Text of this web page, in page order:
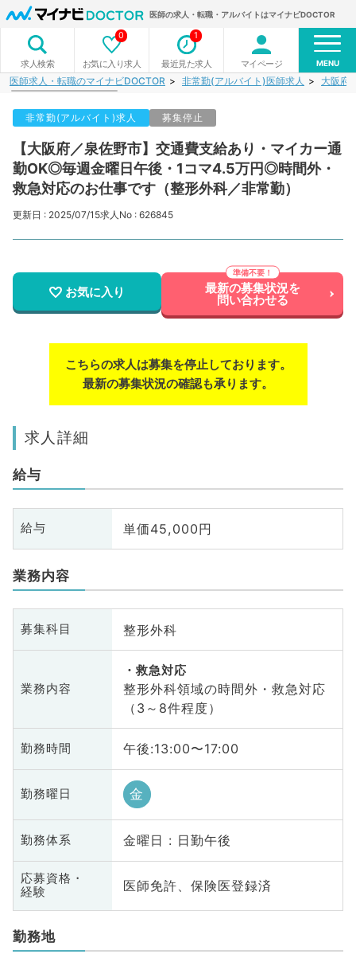
医師の求人・転職・アルバイトはマイナビDOCTOR
求人検索 お気に入り求人
0
最近見た求人
1
マイページ MENU
医師求人・転職のマイナビDOCTOR 非常勤(アルバイト)医師求人 大阪府
非常勤(アルバイト)求人 募集停止
【大阪府／泉佐野市】交通費支給あり・マイカー通
勤OK◎毎週金曜日午後・1コマ4.5万円◎時間外・
救急対応のお仕事です（整形外科／非常勤）
更新日 : 2025/07/15求人No : 626845
お気に入り 最新の募集状況を
問い合わせる
こちらの求人は募集を停止しております。
最新の募集状況の確認も承ります。
求人詳細
給与
給与 単価45,000円
業務内容
募集科目 整形外科
業務内容
救急対応
整形外科領域の時間外・救急対応
（3～8件程度）
勤務時間 午後:13:00〜17:00
勤務曜日 金
勤務体系 金曜日 : 日勤午後
応募資格・
経験
医師免許、保険医登録済
勤務地